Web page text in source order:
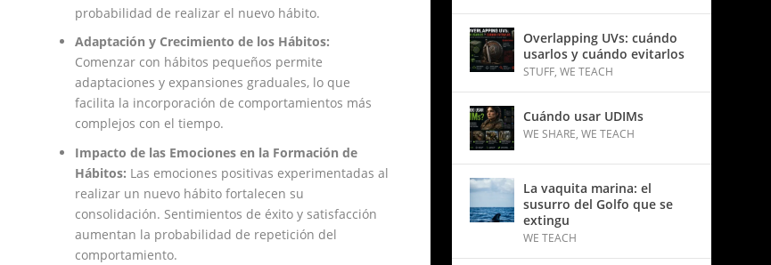
probabilidad de realizar el nuevo hábito.
Adaptación y Crecimiento de los Hábitos:
Comenzar con hábitos pequeños permite
adaptaciones y expansiones graduales, lo que
facilita la incorporación de comportamientos más
complejos con el tiempo.
Impacto de las Emociones en la Formación de
Hábitos: Las emociones positivas experimentadas al
realizar un nuevo hábito fortalecen su
consolidación. Sentimientos de éxito y satisfacción
aumentan la probabilidad de repetición del
comportamiento.
Overlapping UVs: cuándo
usarlos y cuándo evitarlos
STUFF,WE TEACH
Cuándo usar UDIMs
WE SHARE,WE TEACH
La vaquita marina: el
susurro del Golfo que se
extingu
WE TEACH